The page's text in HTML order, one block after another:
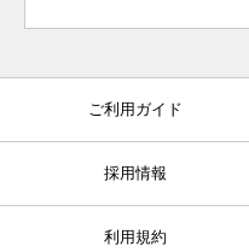
ご利用ガイド
採用情報
利用規約